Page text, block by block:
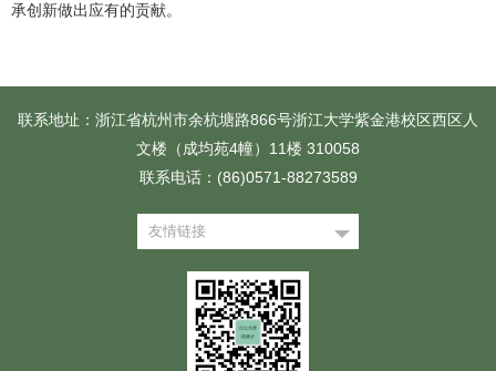
承创新做出应有的贡献。
联系地址：浙江省杭州市余杭塘路866号浙江大学紫金港校区西区人
文楼（成均苑4幢）11楼 310058
联系电话：(86)0571-88273589
友情链接